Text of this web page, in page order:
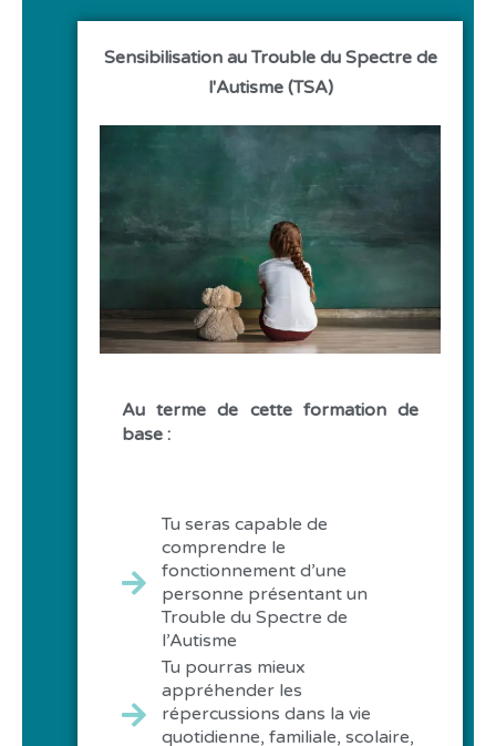
Sensibilisation au Trouble du Spectre de
l'Autisme (TSA)
Au terme de cette formation de
base :
Tu seras capable de
comprendre le
fonctionnement d’une
personne présentant un
Trouble du Spectre de
l’Autisme
Tu pourras mieux
appréhender les
répercussions dans la vie
quotidienne, familiale, scolaire,